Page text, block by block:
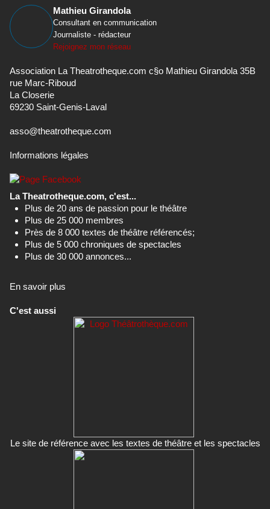
Mathieu Girandola
Consultant en communication
Journaliste - rédacteur
Rejoignez mon réseau
Association La Theatrotheque.com c§o Mathieu Girandola 35B
rue Marc-Riboud
La Closerie
69230 Saint-Genis-Laval
asso@theatrotheque.com
Informations légales
La Theatrotheque.com, c'est...
Plus de 20 ans de passion pour le théâtre
Plus de 25 000 membres
Près de 8 000 textes de théâtre référencés;
Plus de 5 000 chroniques de spectacles
Plus de 30 000 annonces...
En savoir plus
C'est aussi
Le site de référence avec les textes de théâtre et les spectacles